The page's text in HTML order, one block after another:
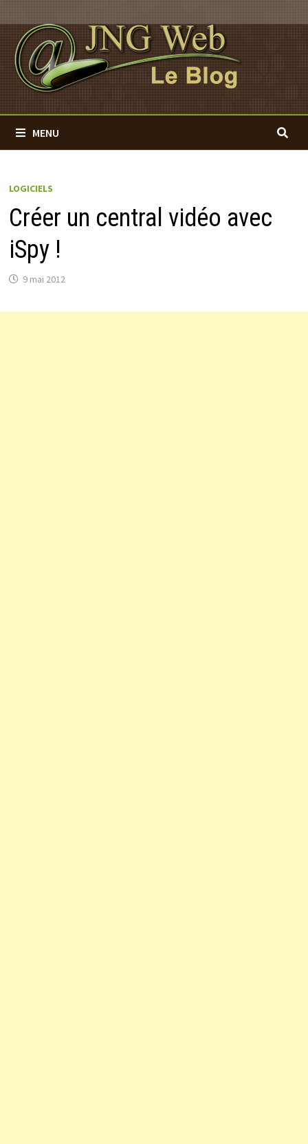
au
contenu
MENU
LOGICIELS
Créer un central vidéo avec
iSpy !
9 mai 2012